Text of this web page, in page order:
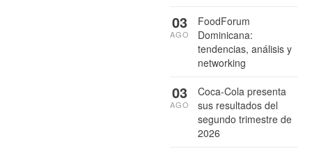
FoodForum
Dominicana:
tendencias, análisis y
networking
03
AGO
Coca-Cola presenta
sus resultados del
segundo trimestre de
2026
03
AGO